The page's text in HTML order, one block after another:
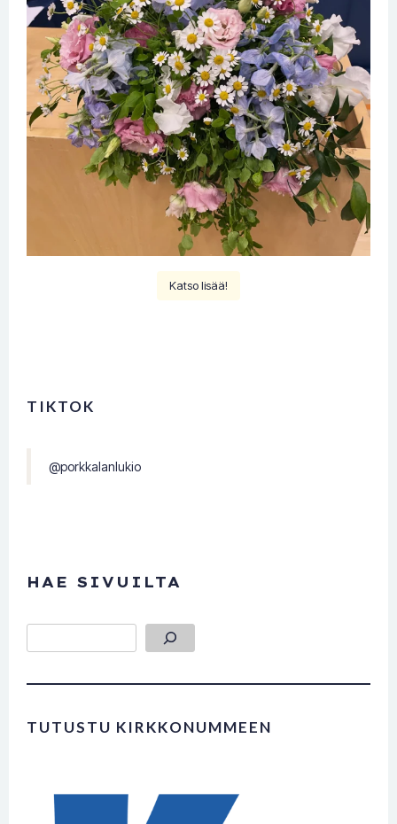
Katso lisää!
TIKTOK
@porkkalanlukio
HAE SIVUILTA
TUTUSTU KIRKKONUMMEEN